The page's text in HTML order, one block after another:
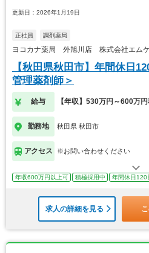
更新日：2026年1月19日
正社員 調剤薬局
ヨコカナ薬局 外旭川店 株式会社エムケ
【秋田県秋田市】年間休日
管理薬剤師＞
給与 【年収】530万円～600万
勤務地 秋田県 秋田市
アクセス ※お問い合わせください
年収600万円以上可 積極採用中 年間休日120
求人の詳細を見る